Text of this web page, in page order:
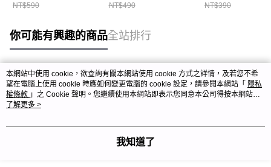
NT$590 NT$490 NT$390
你可能有興趣的商品全站排行
熱門標籤
本網站中使用 cookie，欲查詢有關本網站使用 cookie 方式之詳情，及若您不希
望在電腦上使用 cookie 時應如何變更電腦的 cookie 設定，請參閱本網站「 隱私
權條款 」之 Cookie 聲明。您繼續使用本網站即表示您同意本公司得按本網站使
用條款之 Cookie 聲明使用 cookie。
了解更多 >
我知道了